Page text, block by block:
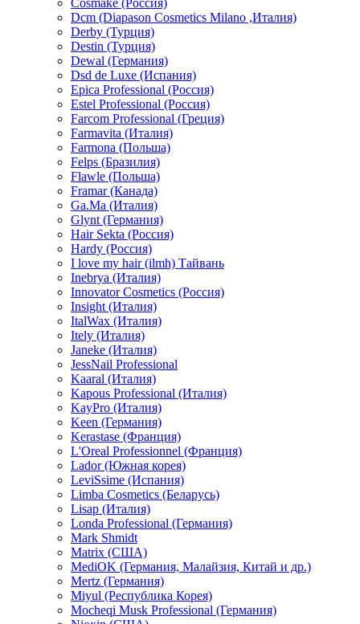
Cosmake (Россия)
Dcm (Diapason Cosmetics Milano ,Италия)
Derby (Турция)
Destin (Турция)
Dewal (Германия)
Dsd de Luxe (Испания)
Epica Professional (Россия)
Estel Professional (Россия)
Farcom Professional (Греция)
Farmavita (Италия)
Farmona (Польша)
Felps (Бразилия)
Flawle (Польша)
Framar (Канада)
Ga.Ma (Италия)
Glynt (Германия)
Hair Sekta (Россия)
Hardy (Россия)
I love my hair (ilmh) Тайвань
Inebrya (Италия)
Innovator Cosmetics (Россия)
Insight (Италия)
ItalWax (Италия)
Itely (Италия)
Janeke (Италия)
JessNail Professional
Kaaral (Италия)
Kapous Professional (Италия)
KayPro (Италия)
Keen (Германия)
Kerastase (Франция)
L'Oreal Professionnel (Франция)
Lador (Южная корея)
LeviSsime (Испания)
Limba Cosmetics (Беларусь)
Lisap (Италия)
Londa Professional (Германия)
Mark Shmidt
Matrix (США)
MediOK (Германия, Малайзия, Китай и др.)
Mertz (Германия)
Miyul (Республика Корея)
Mocheqi Musk Professional (Германия)